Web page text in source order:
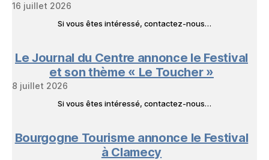
16 juillet 2026
Si vous êtes intéressé, contactez-nous…
Le Journal du Centre annonce le Festival
et son thème « Le Toucher »
8 juillet 2026
Si vous êtes intéressé, contactez-nous…
Bourgogne Tourisme annonce le Festival
à Clamecy